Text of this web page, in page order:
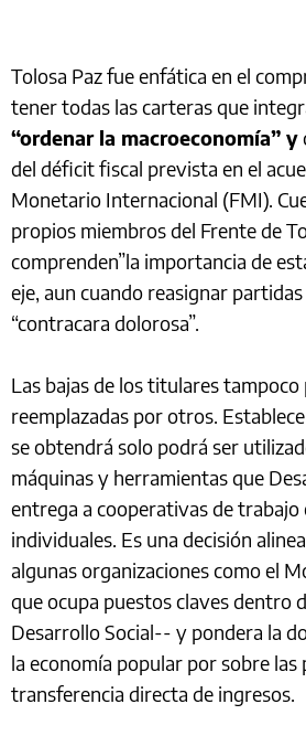
Tolosa Paz fue enfática en el
tener todas las carteras que
“ordenar la macroeconomía” y
del déficit fiscal prevista en el
Monetario Internacional (FMI).
propios miembros del Frente de
comprenden”la importancia de
eje, aun cuando reasignar
“contracara dolorosa”.
Las bajas de los titulares
reemplazadas por otros.
se obtendrá solo podrá ser
máquinas y herramientas que
entrega a cooperativas de
individuales. Es una decisión
algunas organizaciones como el
que ocupa puestos claves dentro
Desarrollo Social-- y pondera la
la economía popular por sobre las
transferencia directa de ingresos.